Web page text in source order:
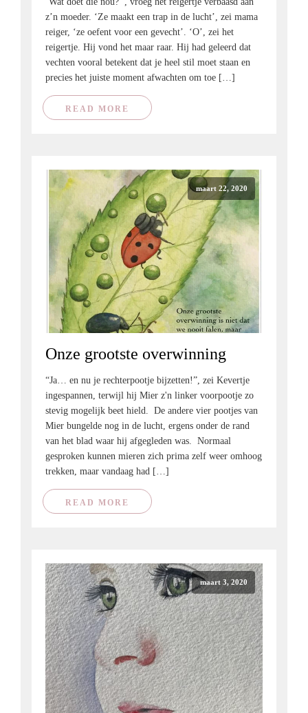
z’n moeder. ‘Ze maakt een trap in de lucht’, zei mama
reiger, ‘ze oefent voor een gevecht’. ‘O’, zei het
reigertje. Hij vond het maar raar. Hij had geleerd dat
vechten vooral betekent dat je heel stil moet staan en
precies het juiste moment afwachten om toe […]
READ MORE
maart 22, 2020
Onze grootste overwinning
“Ja… en nu je rechterpootje bijzetten!”, zei Kevertje
ingespannen, terwijl hij Mier z'n linker voorpootje zo
stevig mogelijk beet hield. De andere vier pootjes van
Mier bungelde nog in de lucht, ergens onder de rand
van het blad waar hij afgegleden was. Normaal
gesproken kunnen mieren zich prima zelf weer omhoog
trekken, maar vandaag had […]
READ MORE
maart 3, 2020